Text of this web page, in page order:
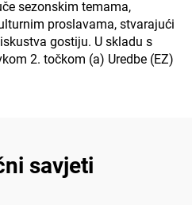
sezonskim temama,
proslavama, stvarajući
gostiju. U skladu s
2. točkom (a) Uredbe (EZ)
savjeti